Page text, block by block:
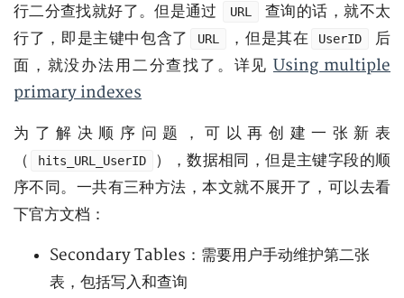
行二分查找就好了。但是通过
URL
查询的话，就不太
行了，即是主键中包含了
URL ，但是其在 UserID
后
面，就没办法用二分查找了。详见 Using multiple
primary indexes
为了解决顺序问题，可以再创建一张新表
（
hits_URL_UserID
），数据相同，但是主键字段的顺
序不同。一共有三种方法，本文就不展开了，可以去看
下官方文档：
Secondary Tables：需要用户手动维护第二张
表，包括写入和查询